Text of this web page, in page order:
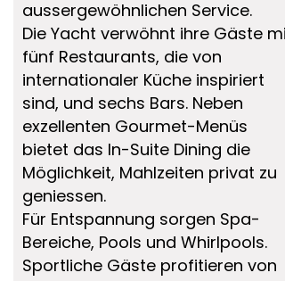
aussergewöhnlichen Service.
Die Yacht verwöhnt ihre Gäste mit
fünf Restaurants, die von
internationaler Küche inspiriert
sind, und sechs Bars. Neben
exzellenten Gourmet-Menüs
bietet das In-Suite Dining die
Möglichkeit, Mahlzeiten privat zu
geniessen.
Für Entspannung sorgen Spa-
Bereiche, Pools und Whirlpools.
Sportliche Gäste profitieren von